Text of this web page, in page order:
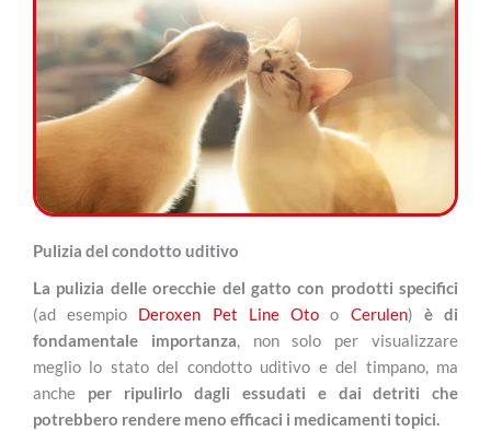
Pulizia del condotto uditivo
La pulizia delle orecchie del gatto con prodotti specifici
(ad esempio Deroxen Pet Line Otoo Cerulen) è di
fondamentale importanza, non solo per visualizzare
meglio lo stato del condotto uditivo e del timpano, ma
anche per ripulirlo dagli essudati e dai detriti che
potrebbero rendere meno efficaci i medicamenti topici.